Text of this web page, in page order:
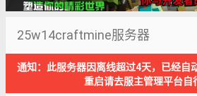
25w14craftmine服务器
通知：此服务器因离线超过4天，已经自
重启请去服主管理平台自